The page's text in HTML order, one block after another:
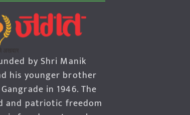
by Shri Manik
his younger brother
in 1946. The
and patriotic freedom